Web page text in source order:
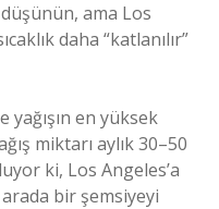
düşünün, ama Los
daha “katlanılır”
yağışın en yüksek
miktarı aylık 30–50
ki, Los Angeles’a
bir şemsiyeyi